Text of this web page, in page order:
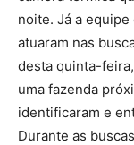
noite. Já a
atuaram nas
desta quinta-
uma fazenda
identificaram e
Durante as